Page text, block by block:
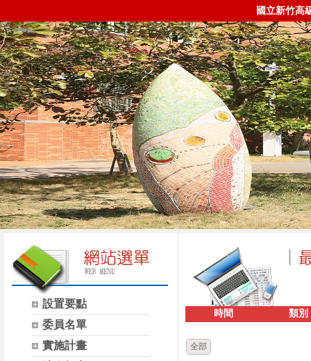
國立新竹高
設置要點
委員名單
實施計畫
時間 類別
全部